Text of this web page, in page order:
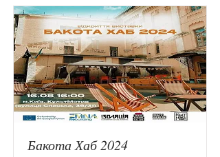
Бакота Хаб 2024